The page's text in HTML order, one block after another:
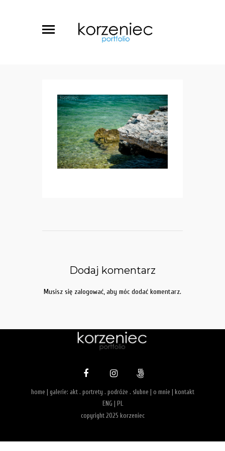
Dodaj komentarz
Musisz się zalogować, aby móc dodać komentarz.
home | galerie: akt. portrety . podróże . slubne o mnie
kontakt
ENG
PL
copyright 2025 korzeniec